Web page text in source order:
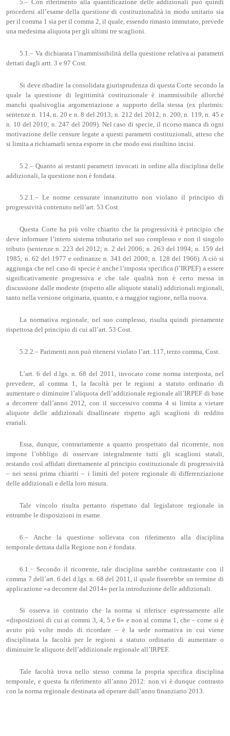
5.– Con riferimento alla quantificazione delle addizionali può quindi
procedersi all’esame della questione di costituzionalità in modo unitario sia
per il comma 1 sia per il comma 2, il quale, essendo rimasto immutato, prevede
una medesima aliquota per gli ultimi tre scaglioni.
5.1.– Va dichiarata l’inammissibilità della questione relativa ai parametri
dettati dagli artt. 3 e 97 Cost.
Si deve ribadire la consolidata giurisprudenza di questa Corte secondo la
quale la questione di legittimità costituzionale è inammissibile allorché
manchi qualsivoglia argomentazione a supporto della stessa (ex plurimis:
sentenze n. 114, n. 20 e n. 8 del 2013; n. 212 del 2012; n. 200, n. 119, n. 45 e
n. 10 del 2010; n. 247 del 2009). Nel caso di specie, il ricorso manca di ogni
motivazione delle censure legate a questi parametri costituzionali, atteso che
si limita a richiamarli senza esporre in che modo essi risultino incisi.
5.2.– Quanto ai restanti parametri invocati in ordine alla disciplina delle
addizionali, la questione non è fondata.
5.2.1.– Le norme censurate innanzitutto non violano il principio di
progressività contenuto nell’art. 53 Cost.
Questa Corte ha più volte chiarito che la progressività è principio che
deve informare l’intero sistema tributario nel suo complesso e non il singolo
tributo (sentenze n. 223 del 2012; n. 2 del 2006; n. 263 del 1994; n. 159 del
1985; n. 62 del 1977 e ordinanze n. 341 del 2000; n. 128 del 1966). A ciò si
aggiunga che nel caso di specie è anche l’imposta specifica (l’IRPEF) a essere
significativamente progressiva e che tale qualità non è certo messa in
discussione dalle modeste (rispetto alle aliquote statali) addizionali regionali,
tanto nella versione originaria, quanto, e a maggior ragione, nella nuova.
La normativa regionale, nel suo complesso, risulta quindi pienamente
rispettosa del principio di cui all’art. 53 Cost.
5.2.2.– Parimenti non può ritenersi violato l’art. 117, terzo comma, Cost.
L’art. 6 del d.lgs. n. 68 del 2011, invocato come norma interposta, nel
prevedere, al comma 1, la facoltà per le regioni a statuto ordinario di
aumentare o diminuire l’aliquota dell’addizionale regionale all’IRPEF di base
a decorrere dall’anno 2012, con il successivo comma 4 si limita a vietare
aliquote delle addizionali disallineate rispetto agli scaglioni di reddito
erariali.
Essa, dunque, contrariamente a quanto prospettato dal ricorrente, non
impone l’obbligo di osservare integralmente tutti gli scaglioni statali,
restando così affidati direttamente al principio costituzionale di progressività
– nei sensi prima chiariti – i limiti del potere regionale di differenziazione
delle addizionali e della loro misura.
Tale vincolo risulta pertanto rispettato dal legislatore regionale in
entrambe le disposizioni in esame.
6.– Anche la questione sollevata con riferimento alla disciplina
temporale dettata dalla Regione non è fondata.
6.1.− Secondo il ricorrente, tale disciplina sarebbe contrastante con il
comma 7 dell’art. 6 del d.lgs. n. 68 del 2011, il quale fisserebbe un termine di
applicazione «a decorrere dal 2014» per la introduzione delle addizionali.
Si osserva in contrario che la norma si riferisce espressamente alle
«disposizioni di cui ai commi 3, 4, 5 e 6» e non al comma 1, che – come si è
avuto più volte modo di ricordare – è la sede normativa in cui viene
disciplinata la facoltà per le regioni a statuto ordinario di aumentare o
diminuire le aliquote dell’addizionale regionale all’IRPEF.
Tale facoltà trova nello stesso comma la propria specifica disciplina
temporale, e questa fa riferimento all’anno 2012: non vi è dunque contrasto
con la norma regionale destinata ad operare dall’anno finanziario 2013.